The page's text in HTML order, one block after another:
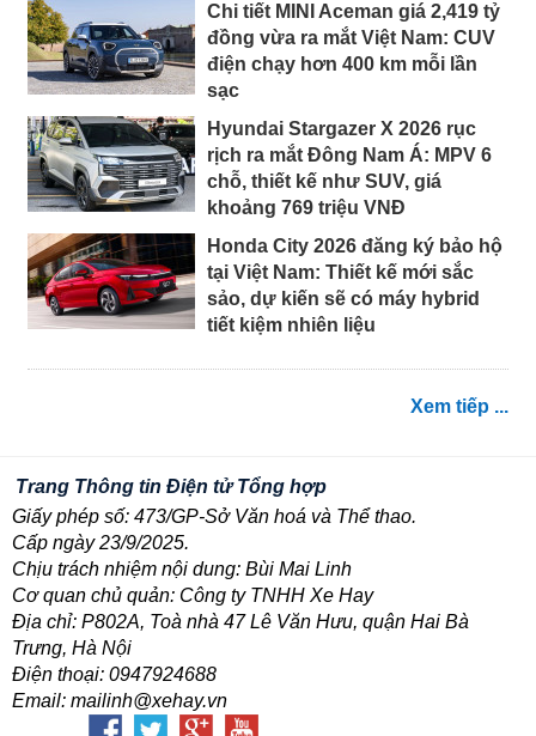
Chi tiết MINI Aceman giá 2,419 tỷ
đồng vừa ra mắt Việt Nam: CUV
điện chạy hơn 400 km mỗi lần
sạc
Hyundai Stargazer X 2026 rục
rịch ra mắt Đông Nam Á: MPV 6
chỗ, thiết kế như SUV, giá
khoảng 769 triệu VNĐ
Honda City 2026 đăng ký bảo hộ
tại Việt Nam: Thiết kế mới sắc
sảo, dự kiến sẽ có máy hybrid
tiết kiệm nhiên liệu
Xem tiếp ...
Trang Thông tin Điện tử Tổng hợp
Giấy phép số: 473/GP-Sở Văn hoá và Thể thao.
Cấp ngày 23/9/2025.
Chịu trách nhiệm nội dung: Bùi Mai Linh
Cơ quan chủ quản: Công ty TNHH Xe Hay
Địa chỉ: P802A, Toà nhà 47 Lê Văn Hưu, quận Hai Bà
Trưng, Hà Nội
Điện thoại: 0947924688
Email: mailinh@xehay.vn